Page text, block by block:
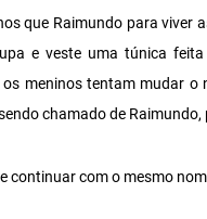
que Raimundo para viver
e veste uma túnica
meninos tentam mudar o
chamado de Raimundo,
continuar com o mesmo